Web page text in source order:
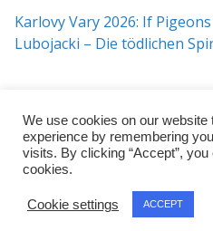
Karlovy Vary 2026: If
Lubojacki – Die tödlichen
Copyright © 2026j:mag
Theme:ColorMag Proby
We use cookies on our
experience by remembering
visits. By clicking “Accept”,
cookies.
Cookie settings ACCEPT